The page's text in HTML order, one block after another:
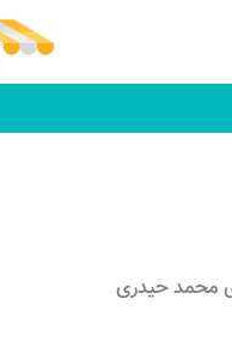
محمد حیدری